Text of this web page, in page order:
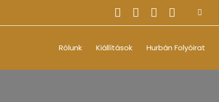
Rólunk Kiállítások Hurbán Folyóirat